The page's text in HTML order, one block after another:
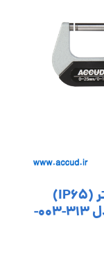
میکرومتر دیجیتال 75-50 میلی متر (IP65)
Accud (اکود با گارانتی شرکتی) مدل 313-003-